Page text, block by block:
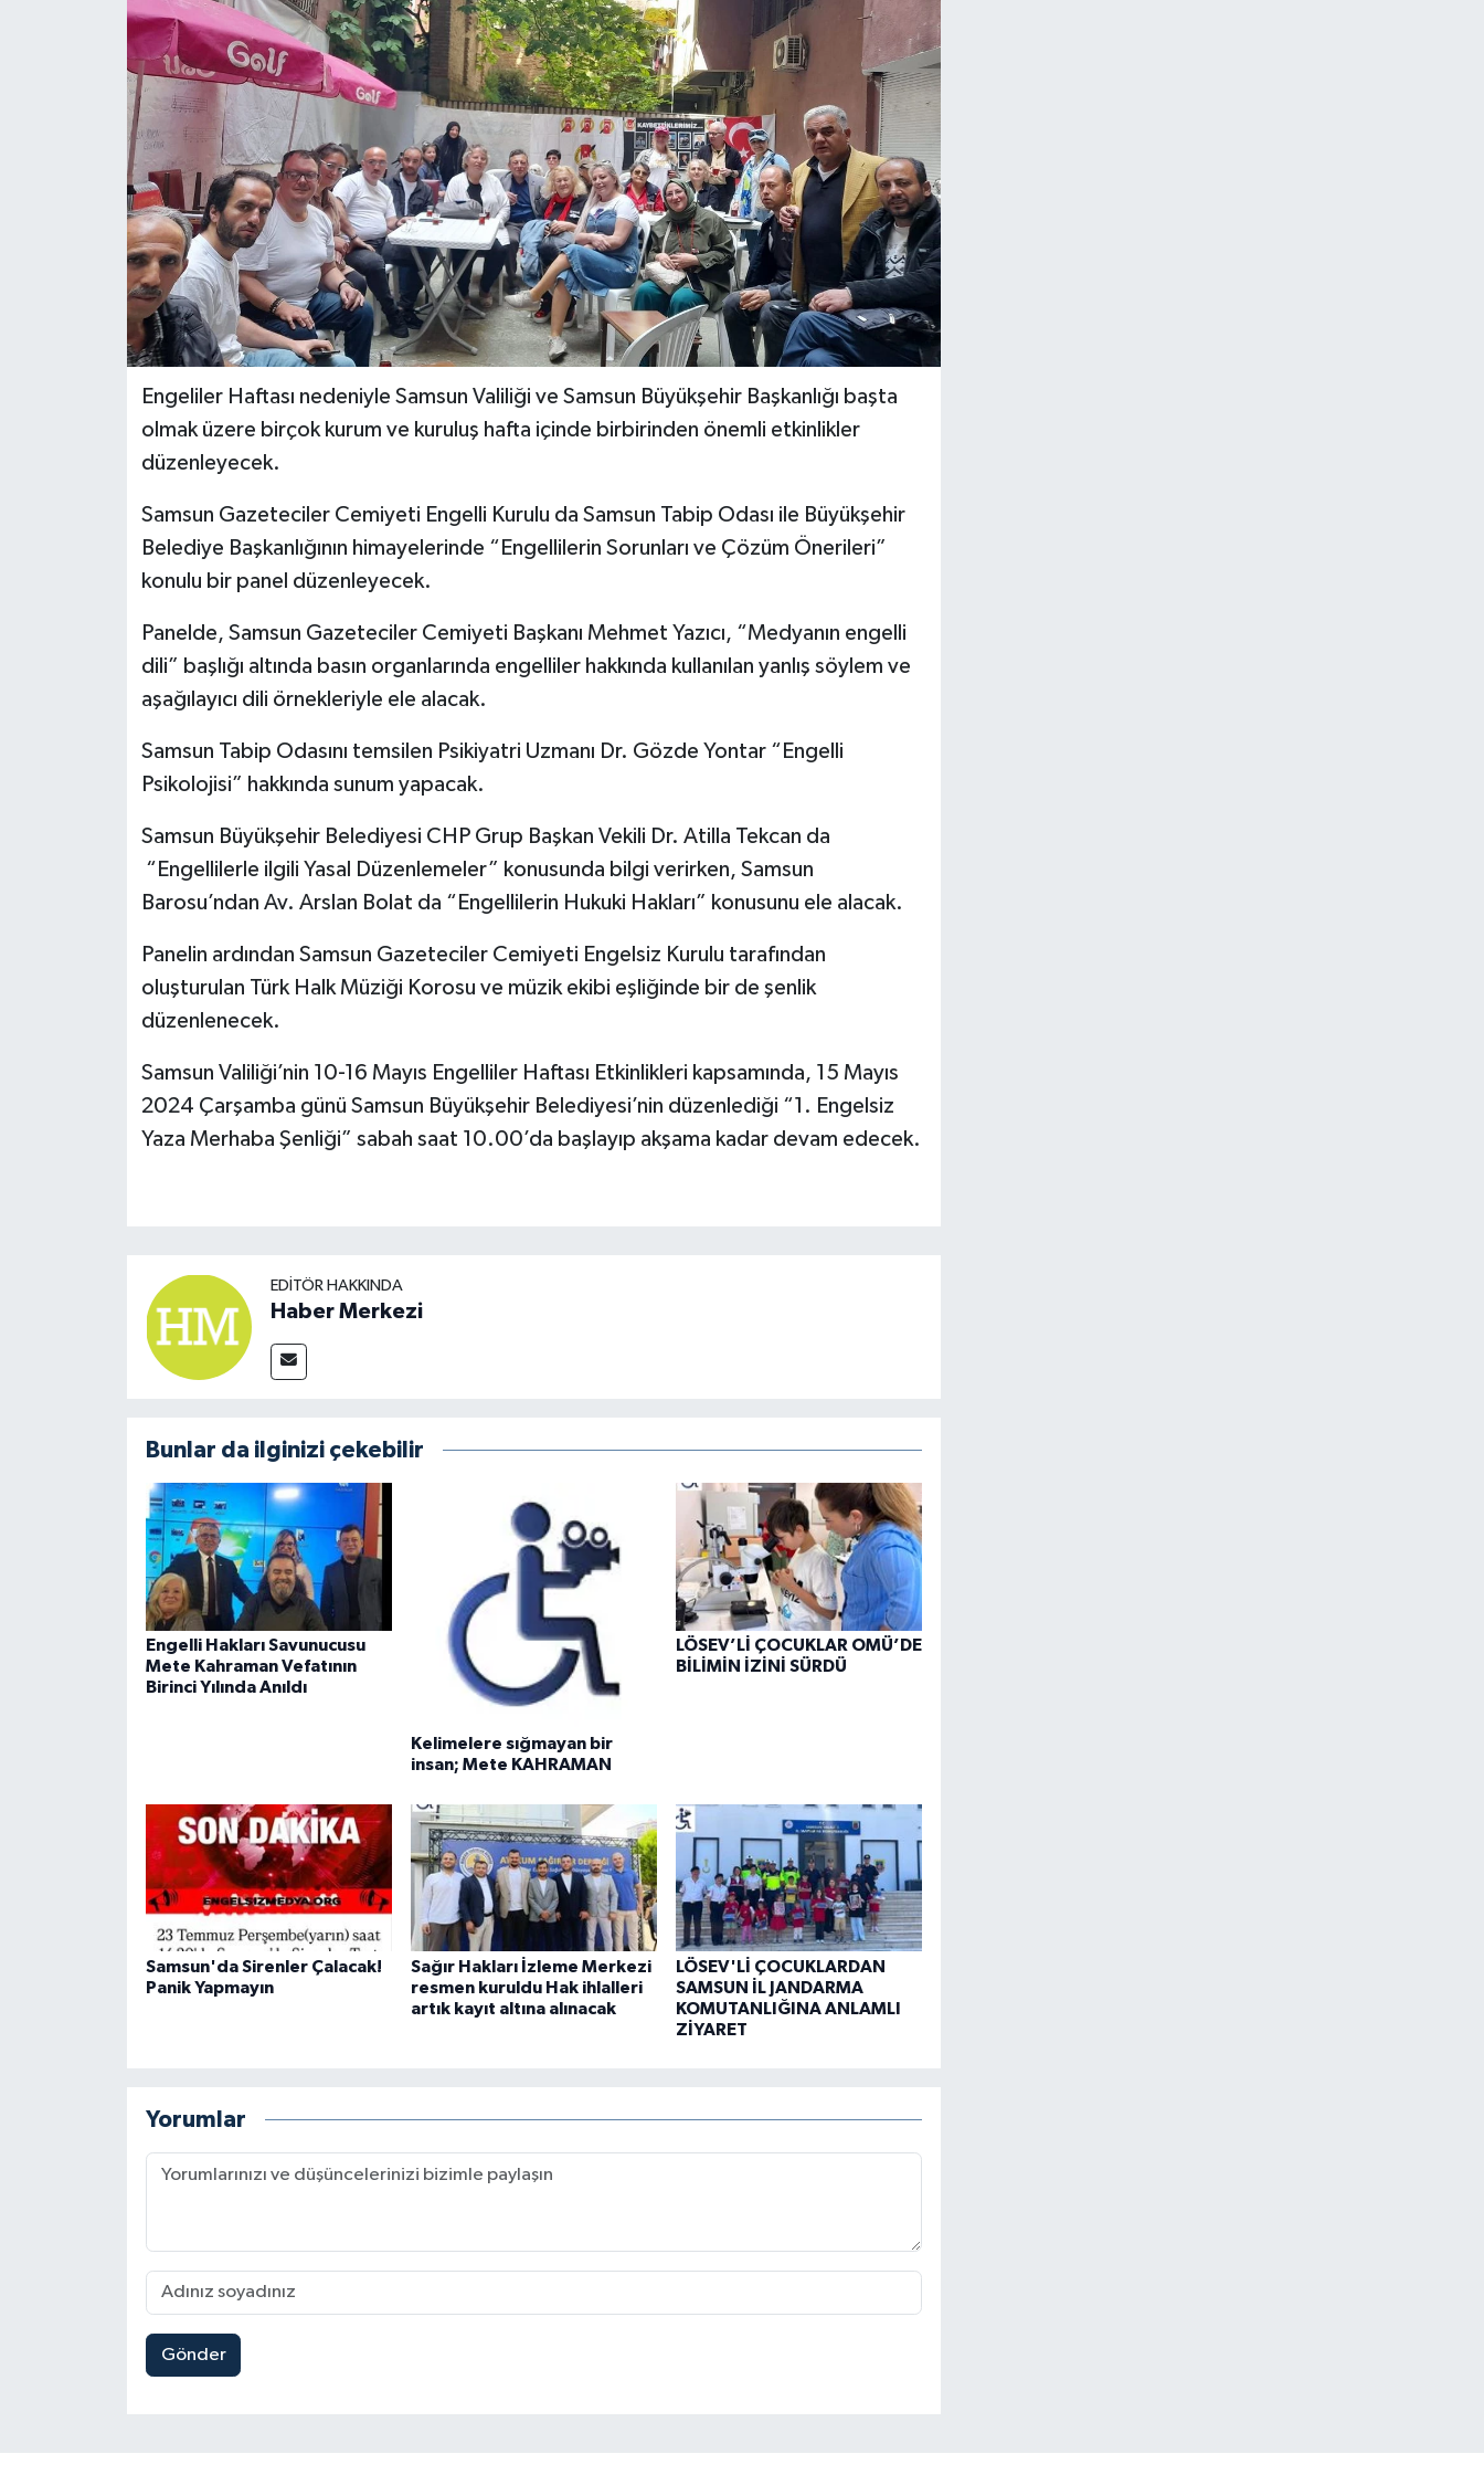
Engeliler Haftası nedeniyle Samsun Valiliği ve Samsun Büyükşehir Başkanlığı başta
olmak üzere birçok kurum ve kuruluş hafta içinde birbirinden önemli etkinlikler
düzenleyecek.
Samsun Gazeteciler Cemiyeti Engelli Kurulu da Samsun Tabip Odası ile Büyükşehir
Belediye Başkanlığının himayelerinde “Engellilerin Sorunları ve Çözüm Önerileri”
konulu bir panel düzenleyecek.
Panelde, Samsun Gazeteciler Cemiyeti Başkanı Mehmet Yazıcı, “Medyanın engelli
dili” başlığı altında basın organlarında engelliler hakkında kullanılan yanlış söylem ve
aşağılayıcı dili örnekleriyle ele alacak.
Samsun Tabip Odasını temsilen Psikiyatri Uzmanı Dr. Gözde Yontar “Engelli
Psikolojisi” hakkında sunum yapacak.
Samsun Büyükşehir Belediyesi CHP Grup Başkan Vekili Dr. Atilla Tekcan da
“Engellilerle ilgili Yasal Düzenlemeler” konusunda bilgi verirken, Samsun
Barosu’ndan Av. Arslan Bolat da “Engellilerin Hukuki Hakları” konusunu ele alacak.
Panelin ardından Samsun Gazeteciler Cemiyeti Engelsiz Kurulu tarafından
oluşturulan Türk Halk Müziği Korosu ve müzik ekibi eşliğinde bir de şenlik
düzenlenecek.
Samsun Valiliği’nin 10-16 Mayıs Engelliler Haftası Etkinlikleri kapsamında, 15 Mayıs
2024 Çarşamba günü Samsun Büyükşehir Belediyesi’nin düzenlediği “1. Engelsiz
Yaza Merhaba Şenliği” sabah saat 10.00’da başlayıp akşama kadar devam edecek.
EDITÖR HAKKINDA
Haber Merkezi
Bunlar da ilginizi çekebilir
Engelli Hakları Savunucusu
Mete Kahraman Vefatının
Birinci Yılında Anıldı
Kelimelere sığmayan bir
insan; Mete KAHRAMAN
LÖSEV’Lİ ÇOCUKLAR OMÜ’DE
BİLİMİN İZİNİ SÜRDÜ
Samsun'da Sirenler Çalacak!
Panik Yapmayın
Sağır Hakları İzleme Merkezi
resmen kuruldu Hak ihlalleri
artık kayıt altına alınacak
LÖSEV'Lİ ÇOCUKLARDAN
SAMSUN İL JANDARMA
KOMUTANLIĞINA ANLAMLI
ZİYARET
Yorumlar
Gönder